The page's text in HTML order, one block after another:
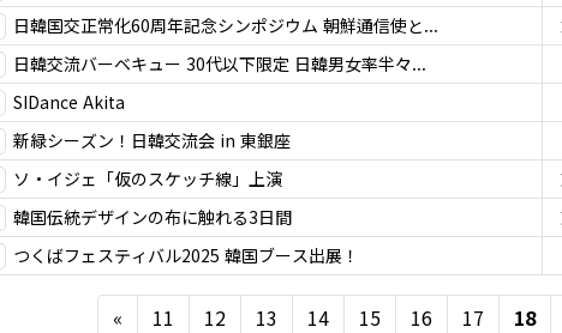
日韓国交正常化60周年記念シンポジウム 朝鮮通信使と...
日韓交流バーベキュー 30代以下限定 日韓男女率半々...
SIDance Akita
新緑シーズン！日韓交流会 in 東銀座
ソ・イジェ「仮のスケッチ線」上演
韓国伝統デザインの布に触れる3日間
つくばフェスティバル2025 韓国ブース出展！
« Previous
11 12 13 14 15 16 17 18